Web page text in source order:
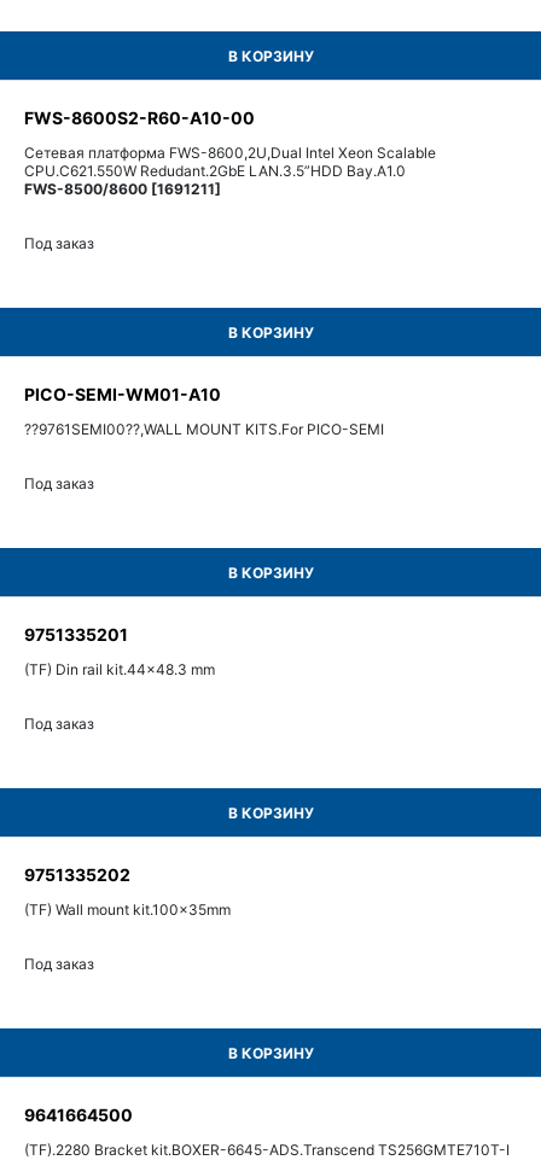
В КОРЗИНУ
FWS-8600S2-R60-A10-00
Сетевая платформа FWS-8600,2U,Dual Intel Xeon Scalable
CPU.C621.550W Redudant.2GbE LAN.3.5”HDD Bay.A1.0
FWS-8500/8600 [1691211]
Под заказ
В КОРЗИНУ
PICO-SEMI-WM01-A10
??9761SEMI00??,WALL MOUNT KITS.For PICO-SEMI
Под заказ
В КОРЗИНУ
9751335201
(TF) Din rail kit.44x48.3 mm
Под заказ
В КОРЗИНУ
9751335202
(TF) Wall mount kit.100x35mm
Под заказ
В КОРЗИНУ
9641664500
(TF).2280 Bracket kit.BOXER-6645-ADS.Transcend TS256GMTE710T-I